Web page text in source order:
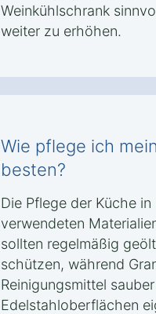
Weinkühlschrank
weiter zu erhöhen.
Wie pflege ich
besten?
Die Pflege der Küche
verwendeten
sollten regelmäßig
schützen, während
Reinigungsmittel
Edelstahloberflächen